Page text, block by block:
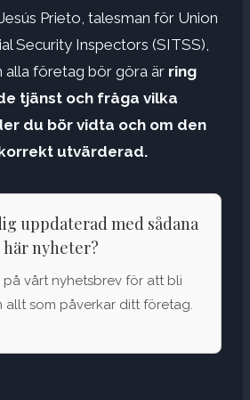
Prieto, talesman för Union
Security Inspectors (SITSS),
alla företag bör göra är ring
tjänst och fråga vilka
du bör vidta och om den
utvärderad.
uppdaterad med sådana
här nyheter?
på vårt nyhetsbrev för att bli
allt som påverkar ditt företag.